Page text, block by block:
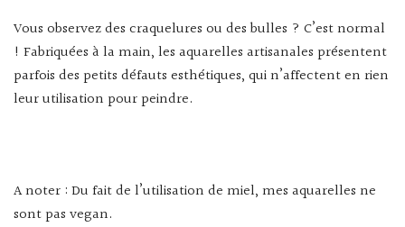
Vous observez des craquelures ou des bulles ? C’est normal
! Fabriquées à la main, les aquarelles artisanales présentent
parfois des petits défauts esthétiques, qui n’affectent en rien
leur utilisation pour peindre.
A noter : Du fait de l’utilisation de miel, mes aquarelles ne
sont pas vegan.